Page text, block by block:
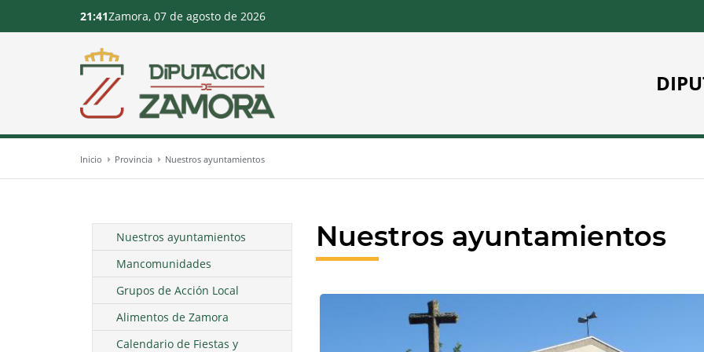
21:41Zamora, 07 de agosto de 2026
Inicio Provincia Nuestros ayuntamientos
Nuestros ayuntamientos
Mancomunidades
Grupos de Acción Local
Alimentos de Zamora
Calendario de Fiestas y
Nuestros ayuntamientos